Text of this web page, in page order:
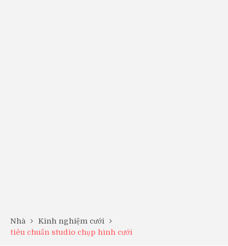
Nhà
Kinh nghiệm cưới
tiêu chuẩn studio chụp hình cưới